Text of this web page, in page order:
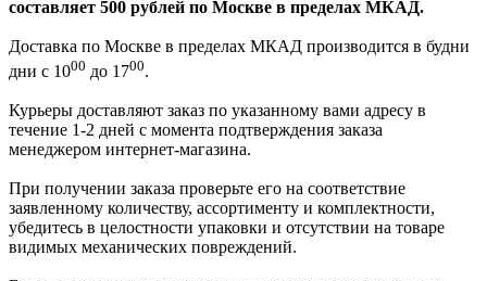
составляет 500 рублей по Москве в пределах МКАД.
Доставка по Москве в пределах МКАД производится в будни
дни с 1000 до 1700.
Курьеры доставляют заказ по указанному вами адресу в
течение 1-2 дней с момента подтверждения заказа
менеджером интернет-магазина.
При получении заказа проверьте его на соответствие
заявленному количеству, ассортименту и комплектности,
убедитесь в целостности упаковки и отсутствии на товаре
видимых механических повреждений.